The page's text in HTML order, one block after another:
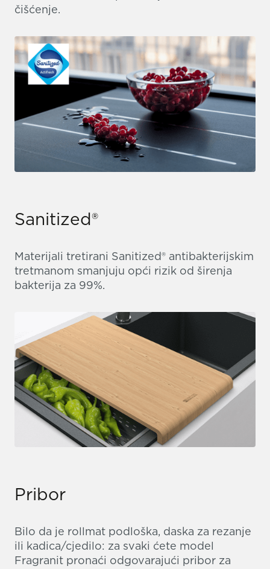
čišćenje.
Sanitized®
Materijali tretirani Sanitized® antibakterijskim
tretmanom smanjuju opći rizik od širenja
bakterija za 99%.
Pribor
Bilo da je rollmat podloška, daska za rezanje
ili kadica/cjedilo: za svaki ćete model
Fragranit pronaći odgovarajući pribor za